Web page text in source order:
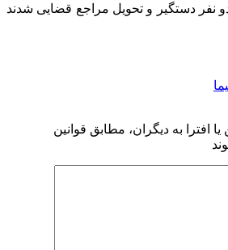
نفر دستگیر و تحویل مراجع قضایی شدند
افترا به ديگران، مطابق قوانين